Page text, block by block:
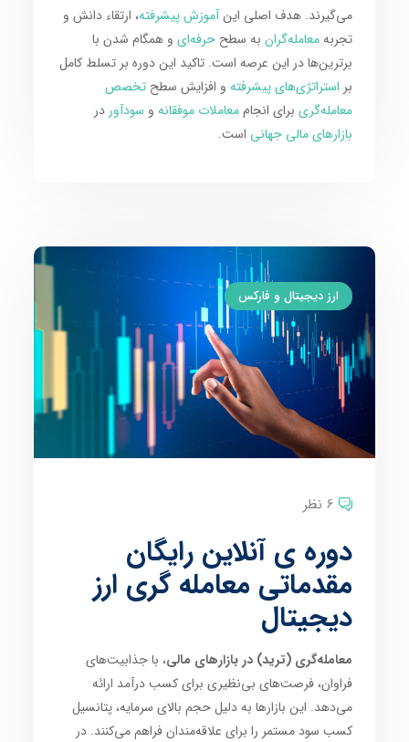
می‌گیرند. هدف اصلی اینآموزش پیشرفته، ارتقاء دانش و
تجربهمعامله‌گران به سطححرفه‌ای و همگام شدن با
برترین‌ها در این عرصه است. تاکید این دوره بر تسلط کامل
بر استراتژی‌های پیشرفته و افزایش سطحتخصص
معامله‌گری برای انجاممعاملات موفقانه و سودآور در
بازارهای مالی جهانی است.
ارز دیجیتال و فارکس
6 نظر
دوره ی آنلاین رایگان
مقدماتی معامله گری ارز
دیجیتال
معامله‌گری (ترید) در بازارهای مالی، با جذابیت‌های
فراوان، فرصت‌های بی‌نظیری برای کسب درآمد ارائه
می‌دهد. این بازارها به دلیل حجم بالای سرمایه، پتانسیل
کسب سود مستمر را برای علاقه‌مندان فراهم می‌کنند. در